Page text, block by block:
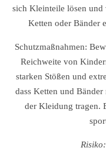
sich Kleinteile lösen
Ketten oder Bänder
Schutzmaßnahmen:
Reichweite von
starken Stößen und
dass Ketten und
der Kleidung tragen.